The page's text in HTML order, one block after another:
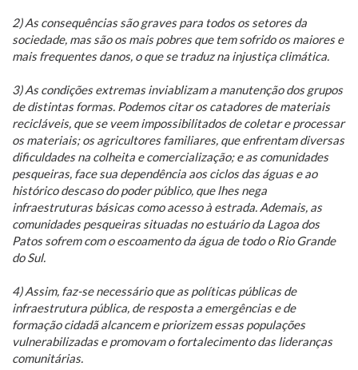
2) As consequências são graves para todos os setores da
sociedade, mas são os mais pobres que tem sofrido os maiores e
mais frequentes danos, o que se traduz na injustiça climática.
3) As condições extremas inviablizam a manutenção dos grupos
de distintas formas. Podemos citar os catadores de materiais
recicláveis, que se veem impossibilitados de coletar e processar
os materiais; os agricultores familiares, que enfrentam diversas
dificuldades na colheita e comercialização; e as comunidades
pesqueiras, face sua dependência aos ciclos das águas e ao
histórico descaso do poder público, que lhes nega
infraestruturas básicas como acesso à estrada. Ademais, as
comunidades pesqueiras situadas no estuário da Lagoa dos
Patos sofrem com o escoamento da água de todo o Rio Grande
do Sul.
4) Assim, faz-se necessário que as políticas públicas de
infraestrutura pública, de resposta a emergências e de
formação cidadã alcancem e priorizem essas populações
vulnerabilizadas e promovam o fortalecimento das lideranças
comunitárias.